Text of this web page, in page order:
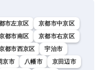
市左京区
京都市中京区
都市南区
京都市右京区
都市西京区
宇治市
京市 八幡市
京田辺市